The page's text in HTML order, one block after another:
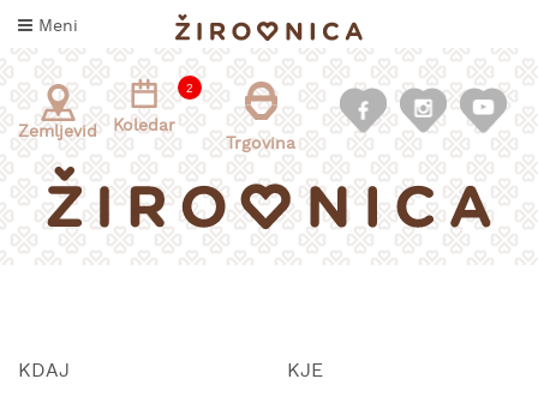
na
Meni
Zemljevid
2
Koledar
Trgovina
KDAJ KJE